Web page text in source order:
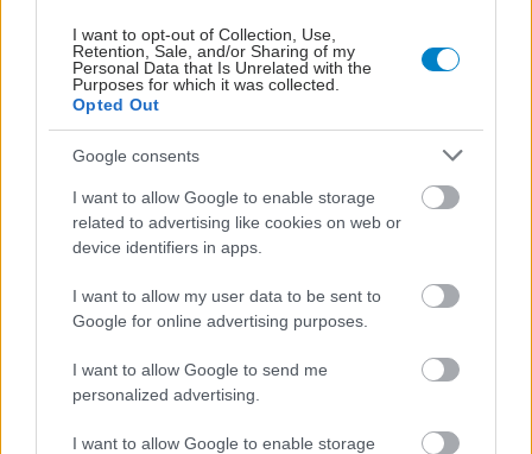
I want to opt-out of Collection, Use,
Retention, Sale, and/or Sharing of my
Personal Data that Is Unrelated with the
Purposes for which it was collected.
Opted Out
Google consents
I want to allow Google to enable storage
related to advertising like cookies on web or
device identifiers in apps.
I want to allow my user data to be sent to
Google for online advertising purposes.
I want to allow Google to send me
personalized advertising.
I want to allow Google to enable storage